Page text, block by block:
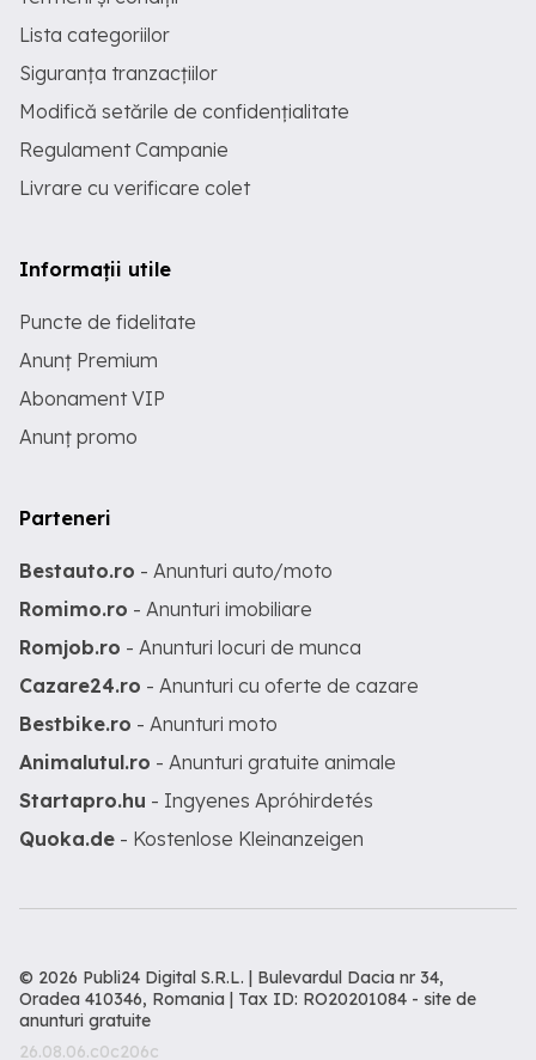
Lista categoriilor
Siguranța tranzacțiilor
Modifică setările de confidențialitate
Regulament Campanie
Livrare cu verificare colet
Informații utile
Puncte de fidelitate
Anunț Premium
Abonament VIP
Anunț promo
Parteneri
Bestauto.ro - Anunturi auto/moto
Romimo.ro - Anunturi imobiliare
Romjob.ro - Anunturi locuri de munca
Cazare24.ro - Anunturi cu oferte de cazare
Bestbike.ro - Anunturi moto
Animalutul.ro - Anunturi gratuite animale
Startapro.hu - Ingyenes Apróhirdetés
Quoka.de - Kostenlose Kleinanzeigen
© 2026 Publi24 Digital S.R.L. | Bulevardul Dacia nr 34,
Oradea 410346, Romania | Tax ID: RO20201084 - site de
anunturi gratuite
26.08.06.c0c206c